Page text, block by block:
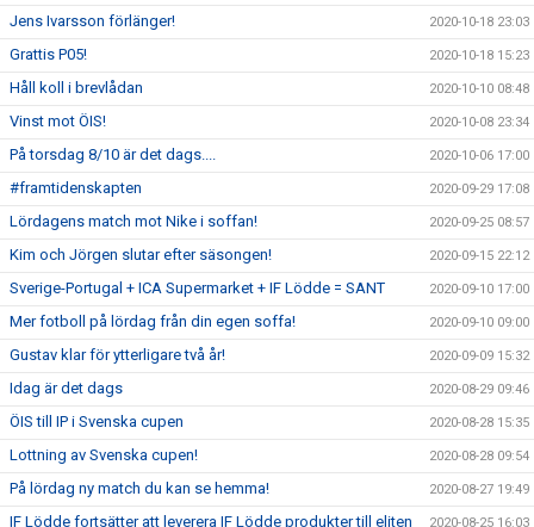
Jens Ivarsson förlänger! 2020-10-18 23:03
Grattis P05! 2020-10-18 15:23
Håll koll i brevlådan 2020-10-10 08:48
Vinst mot ÖIS! 2020-10-08 23:34
På torsdag 8/10 är det dags.... 2020-10-06 17:00
#framtidenskapten 2020-09-29 17:08
Lördagens match mot Nike i soffan! 2020-09-25 08:57
Kim och Jörgen slutar efter säsongen! 2020-09-15 22:12
Sverige-Portugal + ICA Supermarket + IF Lödde = SANT 2020-09-10 17:00
Mer fotboll på lördag från din egen soffa! 2020-09-10 09:00
Gustav klar för ytterligare två år! 2020-09-09 15:32
Idag är det dags 2020-08-29 09:46
ÖIS till IP i Svenska cupen 2020-08-28 15:35
Lottning av Svenska cupen! 2020-08-28 09:54
På lördag ny match du kan se hemma! 2020-08-27 19:49
IF Lödde fortsätter att leverera IF Lödde produkter till eliten 2020-08-25 16:03